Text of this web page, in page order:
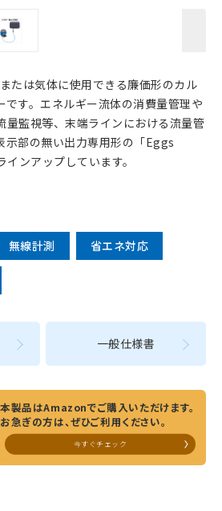
たは気体に使用できる廉価形のカル
です。エネルギー流体の消費量管理や
量監視等、末端ラインにおける流量管
示部の無い出力専用形の「Eggs
ンアップしています。
無線計測 省エネ対応
一般仕様書
本製品はAmazonでご購入いただけます。
お急ぎの方は、ぜひご利用ください。
今すぐチェック